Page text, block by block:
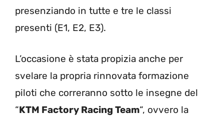
presenziando in tutte e tre le classi
presenti (E1, E2, E3).
L’occasione è stata propizia anche per
svelare la propria rinnovata formazione
piloti che correranno sotto le insegne del
“KTM Factory Racing Team“, ovvero la